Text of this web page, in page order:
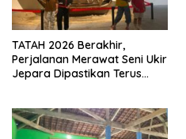
TATAH 2026 Berakhir,
Perjalanan Merawat Seni Ukir
Jepara Dipastikan Terus